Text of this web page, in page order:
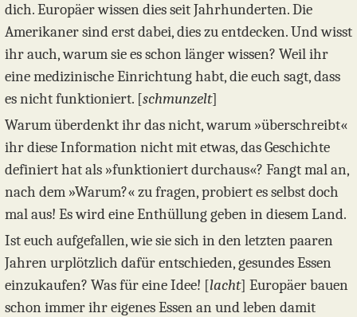
dich. Europäer wissen dies seit Jahrhunderten. Die
Amerikaner sind erst dabei, dies zu entdecken. Und wisst
ihr auch, warum sie es schon länger wissen? Weil ihr
eine medizinische Einrichtung habt, die euch sagt, dass
es nicht funktioniert. [schmunzelt]
Warum überdenkt ihr das nicht, warum »überschreibt«
ihr diese Information nicht mit etwas, das Geschichte
definiert hat als »funktioniert durchaus«? Fangt mal an,
nach dem »Warum?« zu fragen, probiert es selbst doch
mal aus! Es wird eine Enthüllung geben in diesem Land.
Ist euch aufgefallen, wie sie sich in den letzten paaren
Jahren urplötzlich dafür entschieden, gesundes Essen
einzukaufen? Was für eine Idee! [lacht] Europäer bauen
schon immer ihr eigenes Essen an und leben damit